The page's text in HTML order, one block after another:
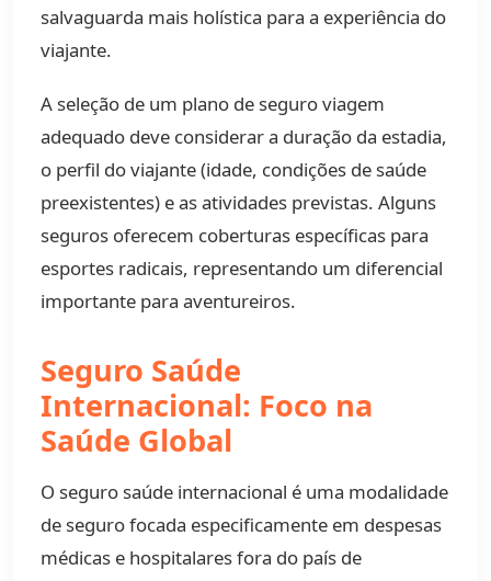
salvaguarda mais holística para a experiência do
viajante.
A seleção de um plano de seguro viagem
adequado deve considerar a duração da estadia,
o perfil do viajante (idade, condições de saúde
preexistentes) e as atividades previstas. Alguns
seguros oferecem coberturas específicas para
esportes radicais, representando um diferencial
importante para aventureiros.
Seguro Saúde
Internacional: Foco na
Saúde Global
O seguro saúde internacional é uma modalidade
de seguro focada especificamente em despesas
médicas e hospitalares fora do país de